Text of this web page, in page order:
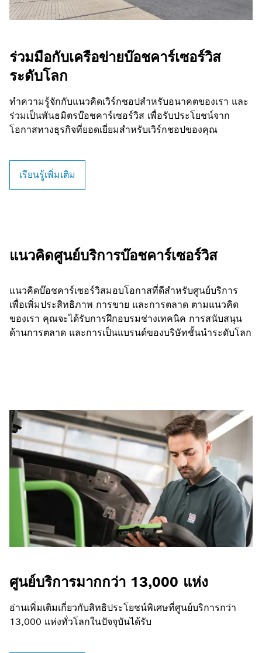
ร่วมมือกับเครือข่ายบ๊อชคาร์เซอร์วิส
ระดับโลก
ทำความรู้จักกับแนวคิดเวิร์กชอปสำหรับอนาคตของเรา และ
ร่วมเป็นพันธมิตรบ๊อชคาร์เซอร์วิส เพื่อรับประโยชน์จาก
โอกาสทางธุรกิจที่ยอดเยี่ยมสำหรับเวิร์กชอปของคุณ
เรียนรู้เพิ่มเติม
แนวคิดศูนย์บริการบ๊อชคาร์เซอร์วิส
แนวคิดบ๊อชคาร์เซอร์วิสมอบโอกาสที่ดีสำหรับศูนย์บริการ
เพื่อเพิ่มประสิทธิภาพ การขาย และการตลาด ตามแนวคิด
ของเรา คุณจะได้รับการฝึกอบรมช่างเทคนิค การสนับสนุน
ด้านการตลาด และการเป็นแบรนด์ของบริษัทชั้นนำระดับโลก
ศูนย์บริการมากกว่า 13,000 แห่ง
อ่านเพิ่มเติมเกี่ยวกับสิทธิประโยชน์พิเศษที่ศูนย์บริการกว่า
13,000 แห่งทั่วโลกในปัจจุบันได้รับ